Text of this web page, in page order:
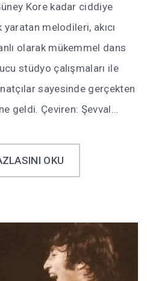
Kore kadar ciddiye
yaratan melodileri, akıcı
olarak mükemmel dans
stüdyo çalışmaları ile
sayesinde gerçekten
geldi. Çeviren: Şevval…
OKU